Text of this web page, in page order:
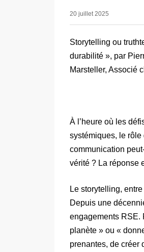
20 juillet 2025
Storytelling ou
durabilité », par
Marsteller, Associé
À l’heure où les
systémiques, le rôle
communication
vérité ? La réponse
Le storytelling,
Depuis une
engagements RSE.
planète » ou «
prenantes, de créer